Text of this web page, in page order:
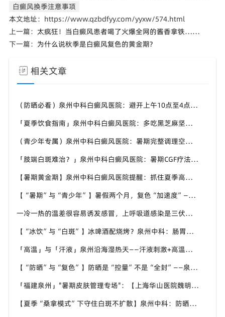
白癜风换季注意事项
本文地址：https://www.qzbdfyy.com/yyxw/574.html
上一篇： 太疯狂！当白癜风患者喝了火爆全网的酱香拿铁……
下一篇： 为什么说秋季是白癜风复色的黄金期?
相关文章
（防晒必看）泉州中科白癜风医院：避开上午10点至4点，严防同形反应
「夏季饮食指南」泉州中科白癜风医院：多吃黑芝麻坚果，少吃辛辣烧烤
（青少年专属）泉州中科白癜风医院：暑期完整调理空窗期，别让白斑拖成顽固
「肢端白斑难治？」泉州中科白癜风医院：暑期CGF疗法打通末梢微循环
【暑期黄金期】泉州中科白癜风医院提醒：抓住夏季高代谢，加速白斑高效复色
【“暑期”与“青少年”】暑假两个月，复色“加速度”——泉州中科青少年强化治疗通道已开启
一冷一热的温差很容易诱发感冒，上呼吸道感染是三伏天最常见的白斑扩散诱因。
【“冰饮”与“白斑”】冰啤酒配烧烤？泉州中科：肠胃一闹，白斑跟着“跳”
「高温」与「汗液」泉州沿海湿热天——汗液刺激+高温情绪，白癜风患者的“双重考验”
【“防晒”与“复色”】防晒是“控量”不是“全封”——泉州中科教你分清“哪来的光”
「福建泉州」"暑期皮肤管理专场"：【上海华山医院魏明辉副教授8月1日-2日亲临"泉州中科皮肤医院"联合会诊，家门口对接一线专家】
【夏季“桑拿模式”下守住白斑不扩散】泉州中科：防晒、护肤、作息、饮食四件事稳稳控制病情